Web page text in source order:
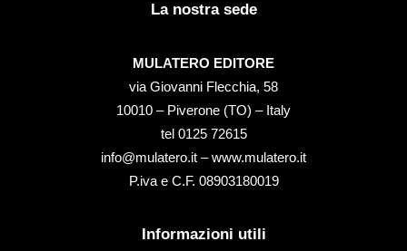
La nostra sede
MULATERO EDITORE
via Giovanni Flecchia, 58
10010 – Piverone (TO) – Italy
tel ‭0125 72615‬
info@mulatero.it –www.mulatero.it
P.iva e C.F. 08903180019
Informazioni utili